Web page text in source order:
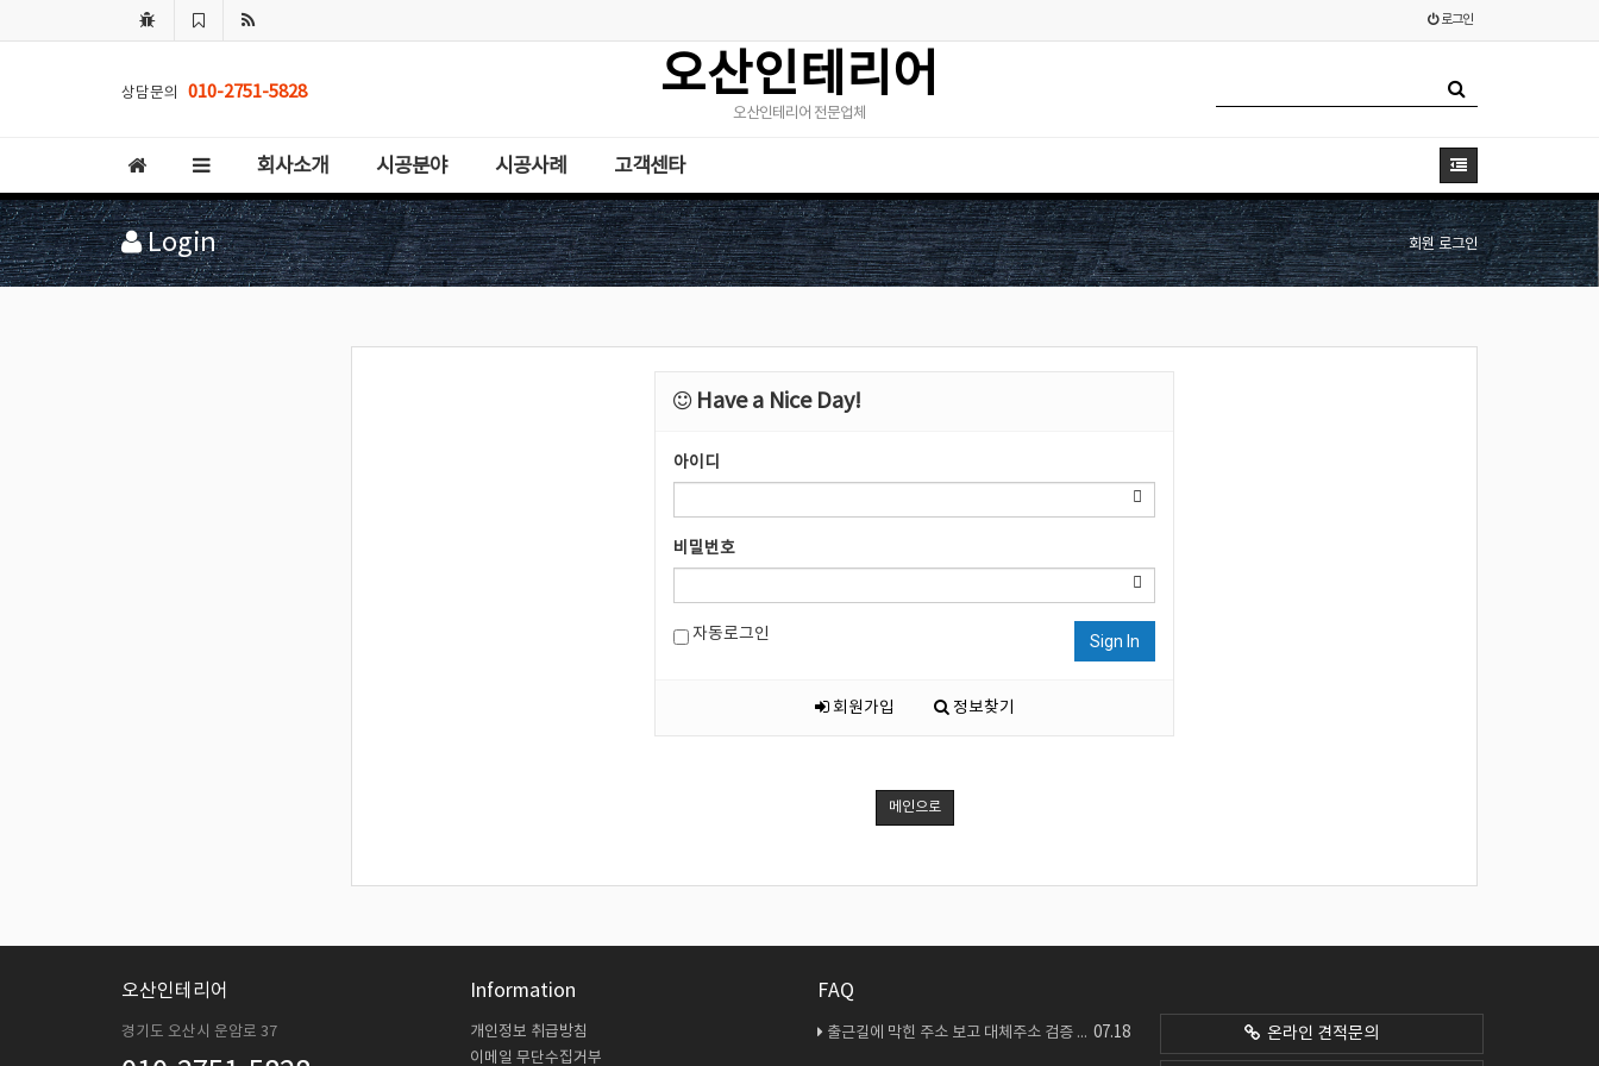
로그인
상담문의 010-2751-5828 오산인테리어
오산인테리어 전문업체
회사소개 시공분야 시공사례 고객센타
Login 회원 로그인
Have a Nice Day!
아이디
비밀번호
자동로그인 Sign In
회원가입 정보찾기
메인으로
오산인테리어
경기도 오산시 운암로 37
Information
개인정보 취급방침
이메일 무단수집거부
FAQ
07.18
출근길에 막힌 주소 보고 대체주소 검증 다시 해봤네요 온라인 견적문의